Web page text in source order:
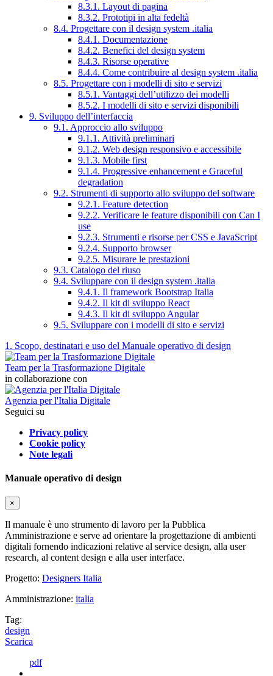
8.3.1. Layout di pagina
8.3.2. Prototipi in alta fedeltà
8.4. Progettare con il design system .italia
8.4.1. Documentazione
8.4.2. Benefici del design system
8.4.3. Risorse operative
8.4.4. Come contribuire al design system .italia
8.5. Progettare con i modelli di sito e servizi
8.5.1. Vantaggi dell’utilizzo dei modelli
8.5.2. I modelli di sito e servizi disponibili
9. Sviluppo dell’interfaccia
9.1. Approccio allo sviluppo
9.1.1. Attività preliminari
9.1.2. Web design responsivo e accessibile
9.1.3. Mobile first
9.1.4. Progressive enhancement e Graceful
degradation
9.2. Strumenti di supporto allo sviluppo del software
9.2.1. Feature detection
9.2.2. Verificare le feature disponibili con Can I
use
9.2.3. Strumenti e risorse per CSS e JavaScript
9.2.4. Supporto browser
9.2.5. Misurare le prestazioni
9.3. Catalogo del riuso
9.4. Sviluppare con il design system .italia
9.4.1. Il framework Bootstrap Italia
9.4.2. Il kit di sviluppo React
9.4.3. Il kit di sviluppo Angular
9.5. Sviluppare con i modelli di sito e servizi
1. Scopo, destinatari e uso del Manuale operativo di design
Team per la Trasformazione Digitale
in collaborazione con
Agenzia per l'Italia Digitale
Seguici su
Privacy policy
Cookie policy
Note legali
Manuale operativo di design
×
Il manuale è uno strumento di lavoro per la Pubblica
Amministrazione e serve ad orientare la progettazione di ambienti
digitali fornendo indicazioni relative al service design, alla user
research, al content design e alla user interface.
Progetto: Designers Italia
Amministrazione: italia
Tag:
design
Scarica
pdf